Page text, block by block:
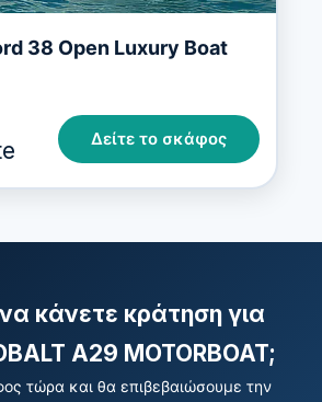
38 Open Luxury Boat
Δείτε το σκάφος
να κάνετε κράτηση για
A29 MOTORBOAT;
τώρα και θα επιβεβαιώσουμε την